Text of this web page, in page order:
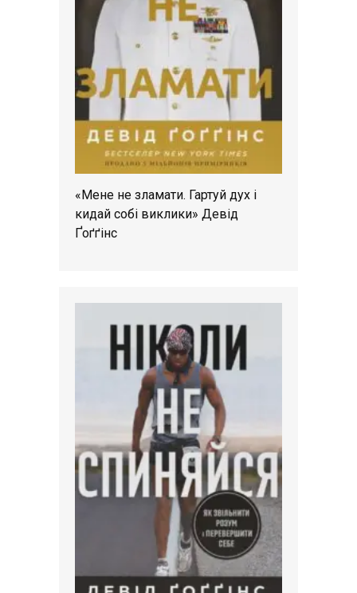
«Мене не зламати. Гартуй дух і
кидай собі виклики» Девід
Ґоґґінс